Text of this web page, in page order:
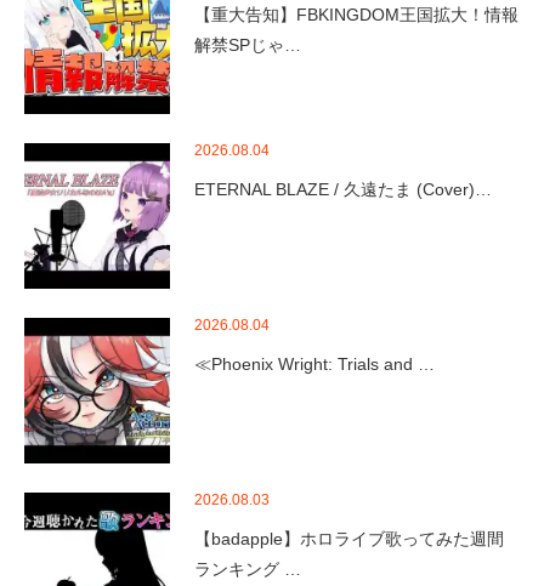
【重大告知】FBKINGDOM王国拡大！情報
解禁SPじゃ…
2026.08.04
ETERNAL BLAZE / 久遠たま (Cover)…
2026.08.04
≪Phoenix Wright: Trials and …
2026.08.03
【badapple】ホロライブ歌ってみた週間
ランキング …